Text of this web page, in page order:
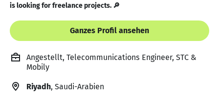
is looking for freelance projects. 🔎
Ganzes Profil ansehen
Angestellt, Telecommunications Engineer, STC &
Mobily
Riyadh, Saudi-Arabien